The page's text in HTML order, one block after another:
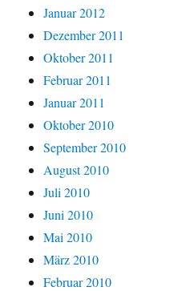
Januar 2012
Dezember 2011
Oktober 2011
Februar 2011
Januar 2011
Oktober 2010
September 2010
August 2010
Juli 2010
Juni 2010
Mai 2010
März 2010
Februar 2010